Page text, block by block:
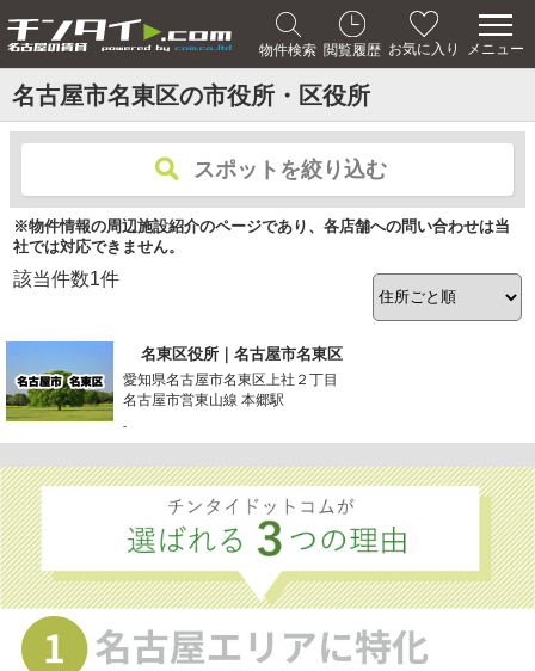
物件検索 閲覧履歴 お気に入り メニュー
名古屋市名東区の市役所・区役所
スポットを絞り込む
※物件情報の周辺施設紹介のページであり、各店舗への問い合わせは当
社では対応できません。
該当件数1件
名東区役所｜名古屋市名東区
愛知県名古屋市名東区上社２丁目
名古屋市営東山線 本郷駅
-